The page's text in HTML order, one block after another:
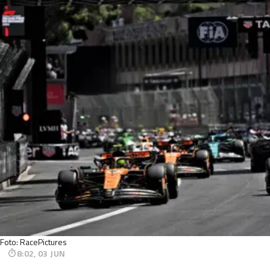
Foto: RacePictures
8:02, 03 JUN